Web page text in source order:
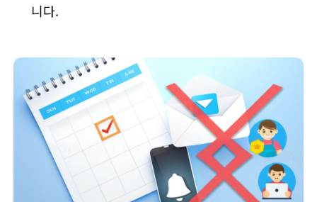
4,000만원 미만
300만원
니다.